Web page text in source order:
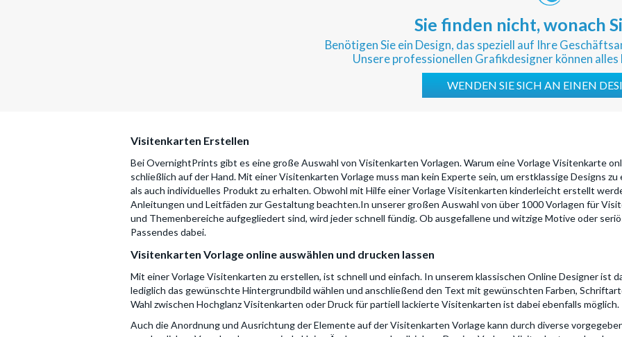
Sie finden nicht, wonach
Benötigen Sie ein Design, das speziell auf Ihre
Unsere professionellen Grafikdesigner können alles
WENDEN SIE SICH AN EINEN
Visitenkarten Erstellen
Bei OvernightPrints gibt es eine große Auswahl von Visitenkarten Vorlagen. Warum eine Vorlage Visitenkarte
schließlich auf der Hand. Mit einer Visitenkarten Vorlage muss man kein Experte sein, um erstklassige Designs
als auch individuelles Produkt zu erhalten. Obwohl mit Hilfe einer Vorlage Visitenkarten kinderleicht erstellt
Anleitungen und Leitfäden zur Gestaltung beachten.In unserer großen Auswahl von über 1000 Vorlagen für
und Themenbereiche aufgegliedert sind, wird jeder schnell fündig. Ob ausgefallene und witzige Motive oder
Passendes dabei.
Visitenkarten Vorlage online auswählen und drucken lassen
Mit einer Vorlage Visitenkarten zu erstellen, ist schnell und einfach. In unserem klassischen Online Designer ist
lediglich das gewünschte Hintergrundbild wählen und anschließend den Text mit gewünschten Farben,
Wahl zwischen Hochglanz Visitenkarten oder Druck für partiell lackierte Visitenkarten ist dabei ebenfalls möglich.
Auch die Anordnung und Ausrichtung der Elemente auf der Visitenkarten Vorlage kann durch diverse